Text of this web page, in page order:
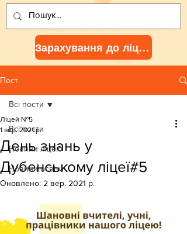
Зарахування до ліцею
Пост
Всі пости
Новини ліцею
Новини освіти
Всі пости
День знань у
Дубенському ліцеї#5
Ліцей №5
1 вер. 2021 р.
Оновлено: 2 вер. 2021 р.